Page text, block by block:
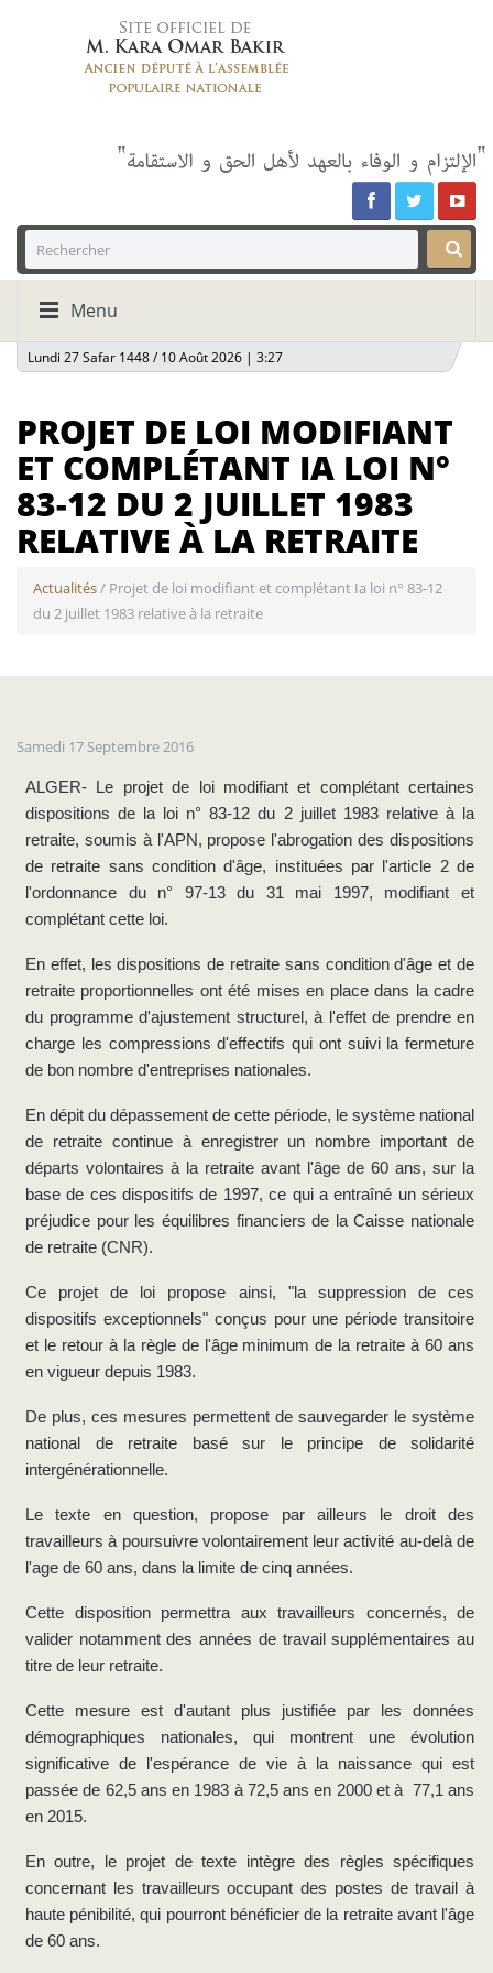
Menu
Lundi 27 Safar 1448 / 10 Août 2026 | 3:27
PROJET DE LOI MODIFIANT
ET COMPLÉTANT IA LOI N°
83-12 DU 2 JUILLET 1983
RELATIVE À LA RETRAITE
Actualités/ Projet de loi modifiant et complétant Ia loi n° 83-12
du 2 juillet 1983 relative à la retraite
Samedi 17 Septembre 2016
ALGER- Le projet de loi modifiant et complétant certaines
dispositions de la loi n° 83-12 du 2 juillet 1983 relative à la
retraite, soumis à l'APN, propose l'abrogation des dispositions
de retraite sans condition d'âge, instituées par l'article 2 de
l'ordonnance du n° 97-13 du 31 mai 1997, modifiant et
complétant cette loi.
En effet, les dispositions de retraite sans condition d'âge et de
retraite proportionnelles ont été mises en place dans la cadre
du programme d'ajustement structurel, à l'effet de prendre en
charge les compressions d'effectifs qui ont suivi la fermeture
de bon nombre d'entreprises nationales.
En dépit du dépassement de cette période, le système national
de retraite continue à enregistrer un nombre important de
départs volontaires à la retraite avant l'âge de 60 ans, sur la
base de ces dispositifs de 1997, ce qui a entraîné un sérieux
préjudice pour les équilibres financiers de la Caisse nationale
de retraite (CNR).
Ce projet de loi propose ainsi, "la suppression de ces
dispositifs exceptionnels" conçus pour une période transitoire
et le retour à la règle de l'âge minimum de la retraite à 60 ans
en vigueur depuis 1983.
De plus, ces mesures permettent de sauvegarder le système
national de retraite basé sur le principe de solidarité
intergénérationnelle.
Le texte en question, propose par ailleurs le droit des
travailleurs à poursuivre volontairement leur activité au-delà de
l'age de 60 ans, dans la limite de cinq années.
Cette disposition permettra aux travailleurs concernés, de
valider notamment des années de travail supplémentaires au
titre de leur retraite.
Cette mesure est d'autant plus justifiée par les données
démographiques nationales, qui montrent une évolution
significative de l'espérance de vie à la naissance qui est
passée de 62,5 ans en 1983 à 72,5 ans en 2000 et à 77,1 ans
en 2015.
En outre, le projet de texte intègre des règles spécifiques
concernant les travailleurs occupant des postes de travail à
haute pénibilité, qui pourront bénéficier de la retraite avant l'âge
de 60 ans.